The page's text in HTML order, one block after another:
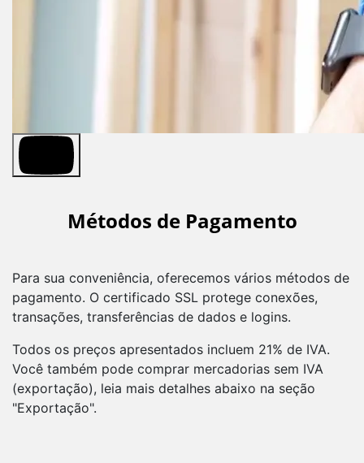
Métodos de Pagamento
Para sua conveniência, oferecemos vários métodos de
pagamento. O certificado SSL protege conexões,
transações, transferências de dados e logins.
Todos os preços apresentados incluem 21% de IVA.
Você também pode comprar mercadorias sem IVA
(exportação), leia mais detalhes abaixo na seção
"Exportação".